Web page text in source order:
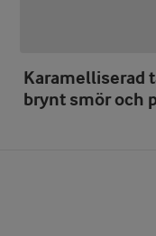
Karamelliserad
brynt smör och